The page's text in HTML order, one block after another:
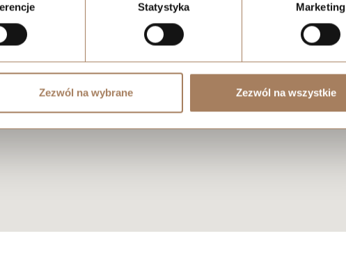
Statystyka Marketing
Zezwól na wybrane Zezwól na wszystkie